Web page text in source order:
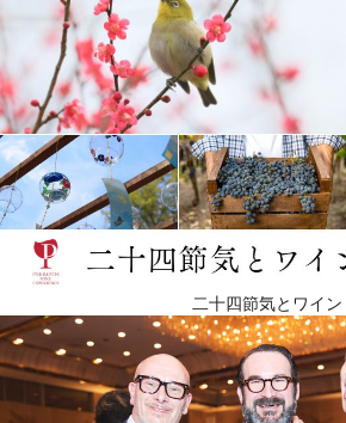
二十四節気とワイン